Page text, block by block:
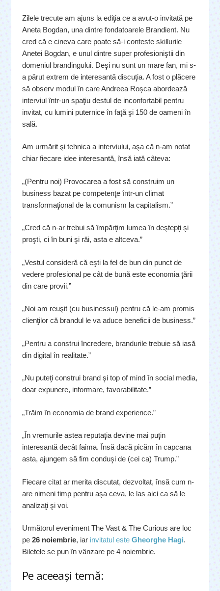
Zilele trecute am ajuns la ediţia ce a avut-o invitată pe
Aneta Bogdan, una dintre fondatoarele Brandient. Nu
cred că e cineva care poate să-i conteste skillurile
Anetei Bogdan, e unul dintre super profesioniştii din
domeniul brandingului. Deşi nu sunt un mare fan, mi s-
a părut extrem de interesantă discuţia. A fost o plăcere
să observ modul în care Andreea Roşca abordează
interviul într-un spaţiu destul de inconfortabil pentru
invitat, cu lumini puternice în faţă şi 150 de oameni în
sală.
Am urmărit şi tehnica a interviului, aşa că n-am notat
chiar fiecare idee interesantă, însă iată câteva:
„(Pentru noi) Provocarea a fost să construim un
business bazat pe competenţe într-un climat
transformaţional de la comunism la capitalism.”
„Cred că n-ar trebui să împărţim lumea în deştepţi şi
proşti, ci în buni şi răi, asta e altceva.”
„Vestul consideră că eşti la fel de bun din punct de
vedere profesional pe cât de bună este economia ţării
din care provii.”
„Noi am reuşit (cu businessul) pentru că le-am promis
clienţilor că brandul le va aduce beneficii de business.”
„Pentru a construi încredere, brandurile trebuie să iasă
din digital în realitate.”
„Nu puteţi construi brand şi top of mind în social media,
doar expunere, informare, favorabilitate.”
„Trăim în economia de brand experience.”
„În vremurile astea reputaţia devine mai puţin
interesantă decât faima. Însă dacă picăm în capcana
asta, ajungem să fim conduşi de (cei ca) Trump.”
Fiecare citat ar merita discutat, dezvoltat, însă cum n-
are nimeni timp pentru aşa ceva, le las aici ca să le
analizaţi şi voi.
Următorul eveniment The Vast & The Curious are loc
pe 26 noiembrie, iar invitatul este Gheorghe Hagi.
Biletele se pun în vânzare pe 4 noiembrie.
Pe aceeaşi temă: